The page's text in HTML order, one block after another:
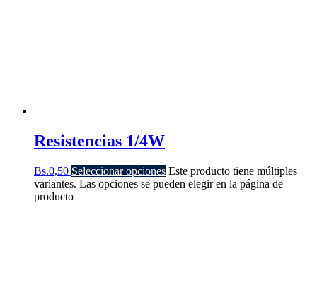
Resistencias 1/4W
Bs.0,50 Seleccionar opciones Este producto tiene múltiples
variantes. Las opciones se pueden elegir en la página de
producto